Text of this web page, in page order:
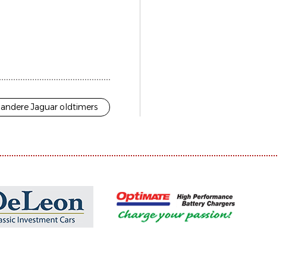
andere Jaguar oldtimers